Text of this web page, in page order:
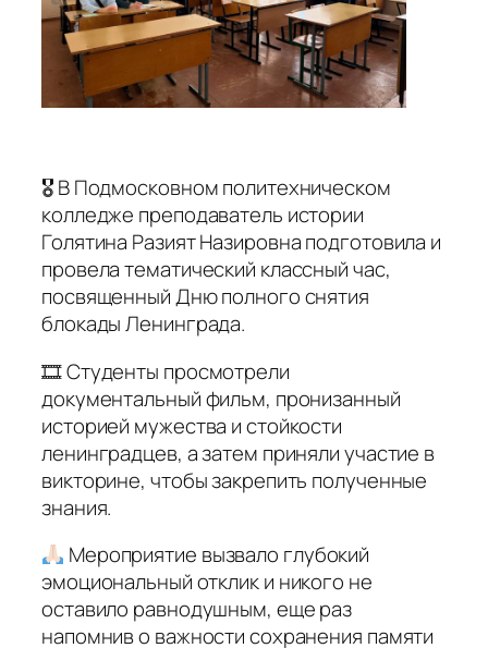
🎖 В Подмосковном политехническом
колледже преподаватель истории
Голятина Разият Назировна подготовила и
провела тематический классный час,
посвященный Дню полного снятия
блокады Ленинграда.
🎞 Студенты просмотрели
документальный фильм, пронизанный
историей мужества и стойкости
ленинградцев, а затем приняли участие в
викторине, чтобы закрепить полученные
знания.
Мероприятие вызвало глубокий
эмоциональный отклик и никого не
оставило равнодушным, еще раз
напомнив о важности сохранения памяти